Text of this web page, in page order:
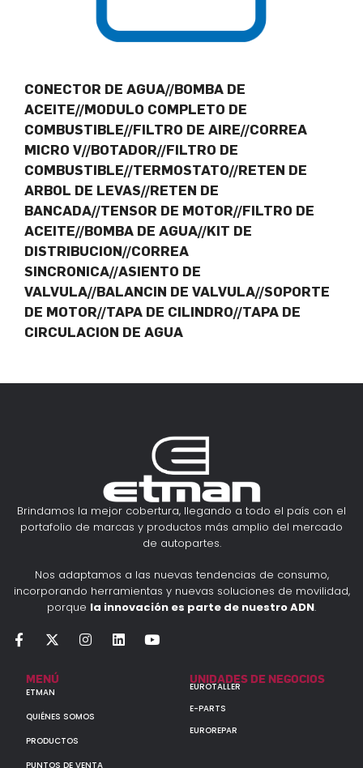
CONECTOR DE AGUA//BOMBA DE
ACEITE//MODULO COMPLETO DE
COMBUSTIBLE//FILTRO DE AIRE//CORREA
MICRO V//BOTADOR//FILTRO DE
COMBUSTIBLE//TERMOSTATO//RETEN DE
ARBOL DE LEVAS//RETEN DE
BANCADA//TENSOR DE MOTOR//FILTRO DE
ACEITE//BOMBA DE AGUA//KIT DE
DISTRIBUCION//CORREA
SINCRONICA//ASIENTO DE
VALVULA//BALANCIN DE VALVULA//SOPORTE
DE MOTOR//TAPA DE CILINDRO//TAPA DE
CIRCULACION DE AGUA
Brindamos la mejor cobertura, llegando a todo el país con el
portafolio de marcas y productos más amplio del mercado
de autopartes.
Nos adaptamos a las nuevas tendencias de consumo,
incorporando herramientas y nuevas soluciones de movilidad,
porque la innovación es parte de nuestro ADN.
MENÚ
ETMAN
QUIÉNES SOMOS
PRODUCTOS
PUNTOS DE VENTA
UNIDADES DE NEGOCIOS
EUROTALLER
E-PARTS
EUROREPAR